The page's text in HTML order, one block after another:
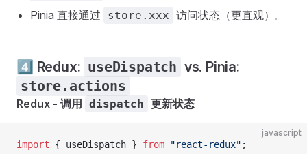
Pinia 直接通过
store.xxx 访问状态（更直观）。
4️⃣ Redux: useDispatch vs. Pinia:
store.actions
Redux - 调用 dispatch 更新状态
javascript
import { useDispatch } from "react-redux" ;